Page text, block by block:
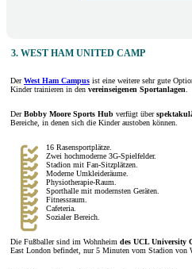
3. WEST HAM UNITED CAMP
DerWest Ham Campus ist eine weitere sehr gute
Kinder trainieren in den vereinseigenen Sportanlagen
DerBobby Moore Sports Hub verfügt über
Bereiche, in denen sich die Kinder austoben können.
16 Rasensportplätze.
Zwei hochmoderne 3G-Spielfelder.
Stadion mit Fan-Sitzplätzen.
Moderne Umkleideräume.
Physiotherapie-Raum.
Sporthalle mit modernsten Geräten.
Fitnessraum.
Cafeteria.
Sozialer Bereich.
Die Fußballer sind im Wohnheim des UCL University
East London befindet, nur 5 Minuten vom Stadion von